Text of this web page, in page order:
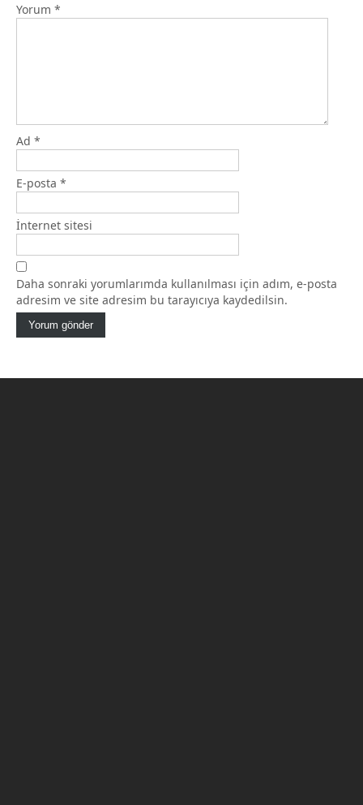
Yorum *
Ad *
E-posta *
İnternet sitesi
Daha sonraki yorumlarımda kullanılması için adım, e-posta
adresim ve site adresim bu tarayıcıya kaydedilsin.